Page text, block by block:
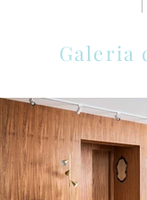
Galeria